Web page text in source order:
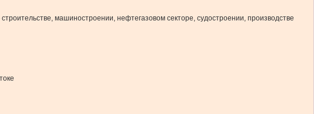
машиностроении, нефтегазовом секторе, судостроении, производстве